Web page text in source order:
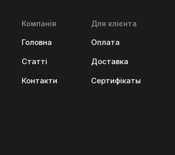
Компанія
Головна
Статті
Контакти
Для клієнта
Оплата
Доставка
Сертифікаты